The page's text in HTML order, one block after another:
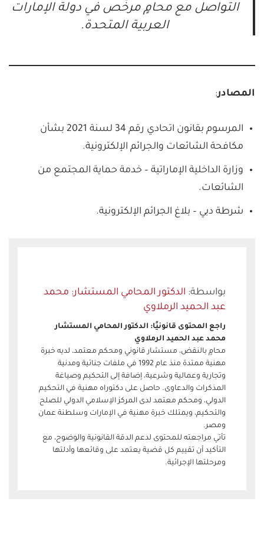
التواصل مع محامٍ مرخّص في دولة الإمارات
العربية المتحدة.
المصادر:
المرسوم بقانون اتحادي رقم 34 لسنة 2021 بشأن
مكافحة الشائعات والجرائم الإلكترونية.
وزارة الداخلية الإماراتية – خدمة حماية المجتمع من
الشائعات.
شرطة دبي – بلاغ الجرائم الإلكترونية.
الدكتور المحامي المستشار: محمد
عبد الحميد الرملاوي
راجع المحتوى قانونيًا: الدكتور المحامي المستشار
محمد عبد الحميد الرملاوي
محامٍ بالنقض، مستشار قانوني ومحكم معتمد، لديه خبرة
مهنية ممتدة منذ عام 1992 في ملفات جنائية ومدنية
وتجارية وعمالية وشرعية، إضافة إلى التحكيم وصياغة
المذكرات والدعاوى. حاصل على دكتوراه مهنية في التحكيم
الدولي، ومحكم معتمد لدى المركز الإسلامي الدولي للصلح
والتحكيم، ويمتلك خبرة مهنية في الإمارات وسلطنة عمان
ومصر.
تأتي مراجعته للمحتوى لدعم الدقة القانونية والوضوح، مع
التأكيد أن تقييم كل قضية يعتمد على وقائعها وأدلتها
ومرحلتها الإجرائية.